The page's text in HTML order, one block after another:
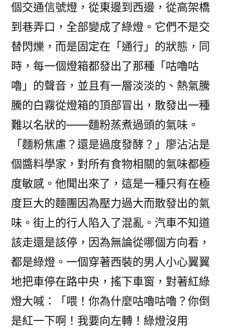
個交通信號燈，從東邊到西邊，從高架橋
到巷弄口，全部變成了綠燈。它們不是交
替閃爍，而是固定在「通行」的狀態，同
時，每一個燈箱都發出了那種「咕嚕咕
嚕」的聲音，並且有一層淡淡的、熱氣騰
騰的白霧從燈箱的頂部冒出，散發出一種
難以名狀的——麵粉蒸煮過頭的氣味。
「麵粉焦慮？還是過度發酵？」廖沾沾是
個醬料學家，對所有食物相關的氣味都極
度敏感。他聞出來了，這是一種只有在極
度巨大的麵團因為壓力過大而散發出的氣
味。街上的行人陷入了混亂。汽車不知道
該走還是該停，因為無論從哪個方向看，
都是綠燈。一個穿著西裝的男人小心翼翼
地把車停在路中央，搖下車窗，對著紅綠
燈大喊：「喂！你為什麼咕嚕咕嚕？你倒
是紅一下啊！我要向左轉！綠燈沒用